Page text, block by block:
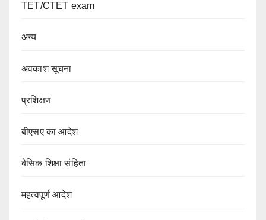
TET/CTET exam
अन्य
अवकाश सूचना
प्रशिक्षण
बीएसए का आदेश
बेसिक शिक्षा संहिता
महत्वपूर्ण आदेश